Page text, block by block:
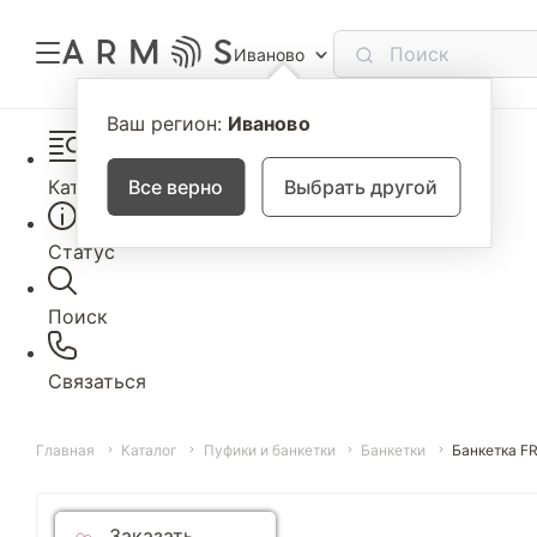
Иваново
Ваш регион: Иваново
Все верно Выбрать другой
Каталог
Статус
Поиск
Связаться
Главная Каталог Пуфики и банкетки Банкетки Банкетка